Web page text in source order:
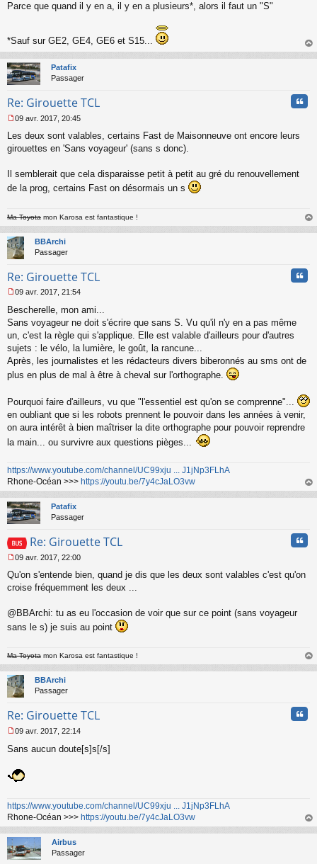
a
n
o
n
l
u
Parce que quand il y en a, il y en a plusieurs*, alors il faut un "S"
*Sauf sur GE2, GE4, GE6 et S15...
au
Patafix
Passager
Re: Girouette TCL
e
s
g
e
n
l
u
09 avr. 2017, 20:45
Les deux sont valables, certains Fast de Maisonneuve ont encore leurs
girouettes en 'Sans voyageur' (sans s donc).
Il semblerait que cela disparaisse petit à petit au gré du renouvellement
de la prog, certains Fast on désormais un s
Ma Toyota mon Karosa est fantastique !
au
BBArchi
Passager
Re: Girouette TCL
e
s
a
g
e
n
l
u
09 avr. 2017, 21:54
Bescherelle, mon ami...
Sans voyageur ne doit s'écrire que sans S. Vu qu'il n'y en a pas même
un, c'est la règle qui s'applique. Elle est valable d'ailleurs pour d'autres
sujets : le vélo, la lumière, le goût, la rancune...
Après, les journalistes et les rédacteurs divers biberonnés au sms ont de
plus en plus de mal à être à cheval sur l'orthographe.
Pourquoi faire d'ailleurs, vu que "l'essentiel est qu'on se comprenne"...
en oubliant que si les robots prennent le pouvoir dans les années à venir,
on aura intérêt à bien maîtriser la dite orthographe pour pouvoir reprendre
la main... ou survivre aux questions pièges...
https://www.youtube.com/channel/UC99xju ... J1jNp3FLhA
Rhone-Océan >>> https://youtu.be/7y4cJaLO3vw
au
Patafix
Passager
Re: Girouette TCL
e
s
a
g
e
n
l
u
09 avr. 2017, 22:00
Qu'on s'entende bien, quand je dis que les deux sont valables c'est qu'on
croise fréquemment les deux ...
@BBArchi: tu as eu l'occasion de voir que sur ce point (sans voyageur
sans le s) je suis au point
Ma Toyota mon Karosa est fantastique !
au
BBArchi
Passager
Re: Girouette TCL
e
s
a
e
n
l
u
09 avr. 2017, 22:14
Sans aucun doute[s]s[/s]
https://www.youtube.com/channel/UC99xju ... J1jNp3FLhA
Rhone-Océan >>> https://youtu.be/7y4cJaLO3vw
au
Airbus
Passager